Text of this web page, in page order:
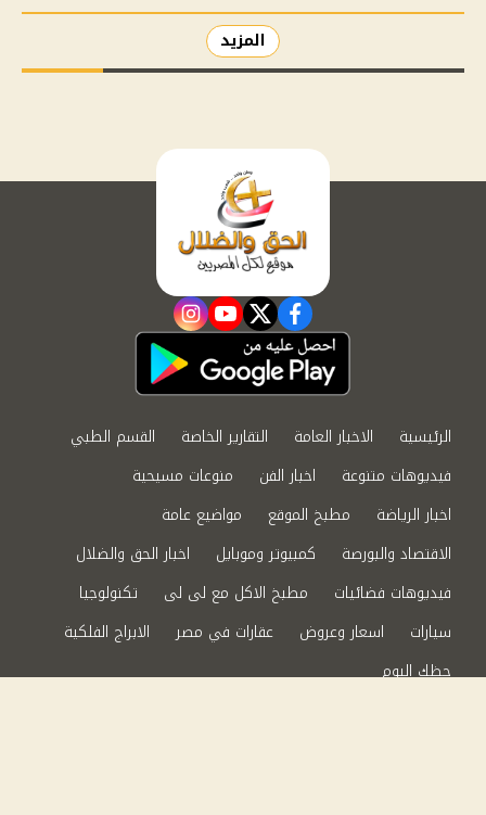
المزيد
facebook
twitter
youtube
instagram
الرئيسية الاخبار العامة التقارير الخاصة
القسم الطبي
فيديوهات متنوعة
اخبار الفن
منوعات مسيحية
اخبار الرياضة
مطبخ الموقع
مواضيع عامة
الاقتصاد والبورصة
كمبيوتر وموبايل
اخبار الحق والضلال
فيديوهات فضائيات
مطبخ الاكل مع لى لى
تكنولوجيا
سيارات
اسعار وعروض عقارات في مصر
الابراج الفلكية
حظك اليوم